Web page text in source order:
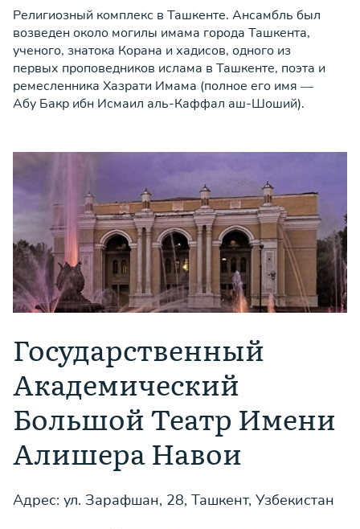
Религиозный комплекс в Ташкенте. Ансамбль был
возведен около могилы имама города Ташкента,
ученого, знатока Корана и хадисов, одного из
первых проповедников ислама в Ташкенте, поэта и
ремесленника Хазрати Имама (полное его имя —
Абу Бакр ибн Исмаил аль-Каффал аш-Шоший).
Государственный
Академический
Большой Театр Имени
Алишера Навои
Адрес: ул. Зарафшан, 28, Ташкент, Узбекистан